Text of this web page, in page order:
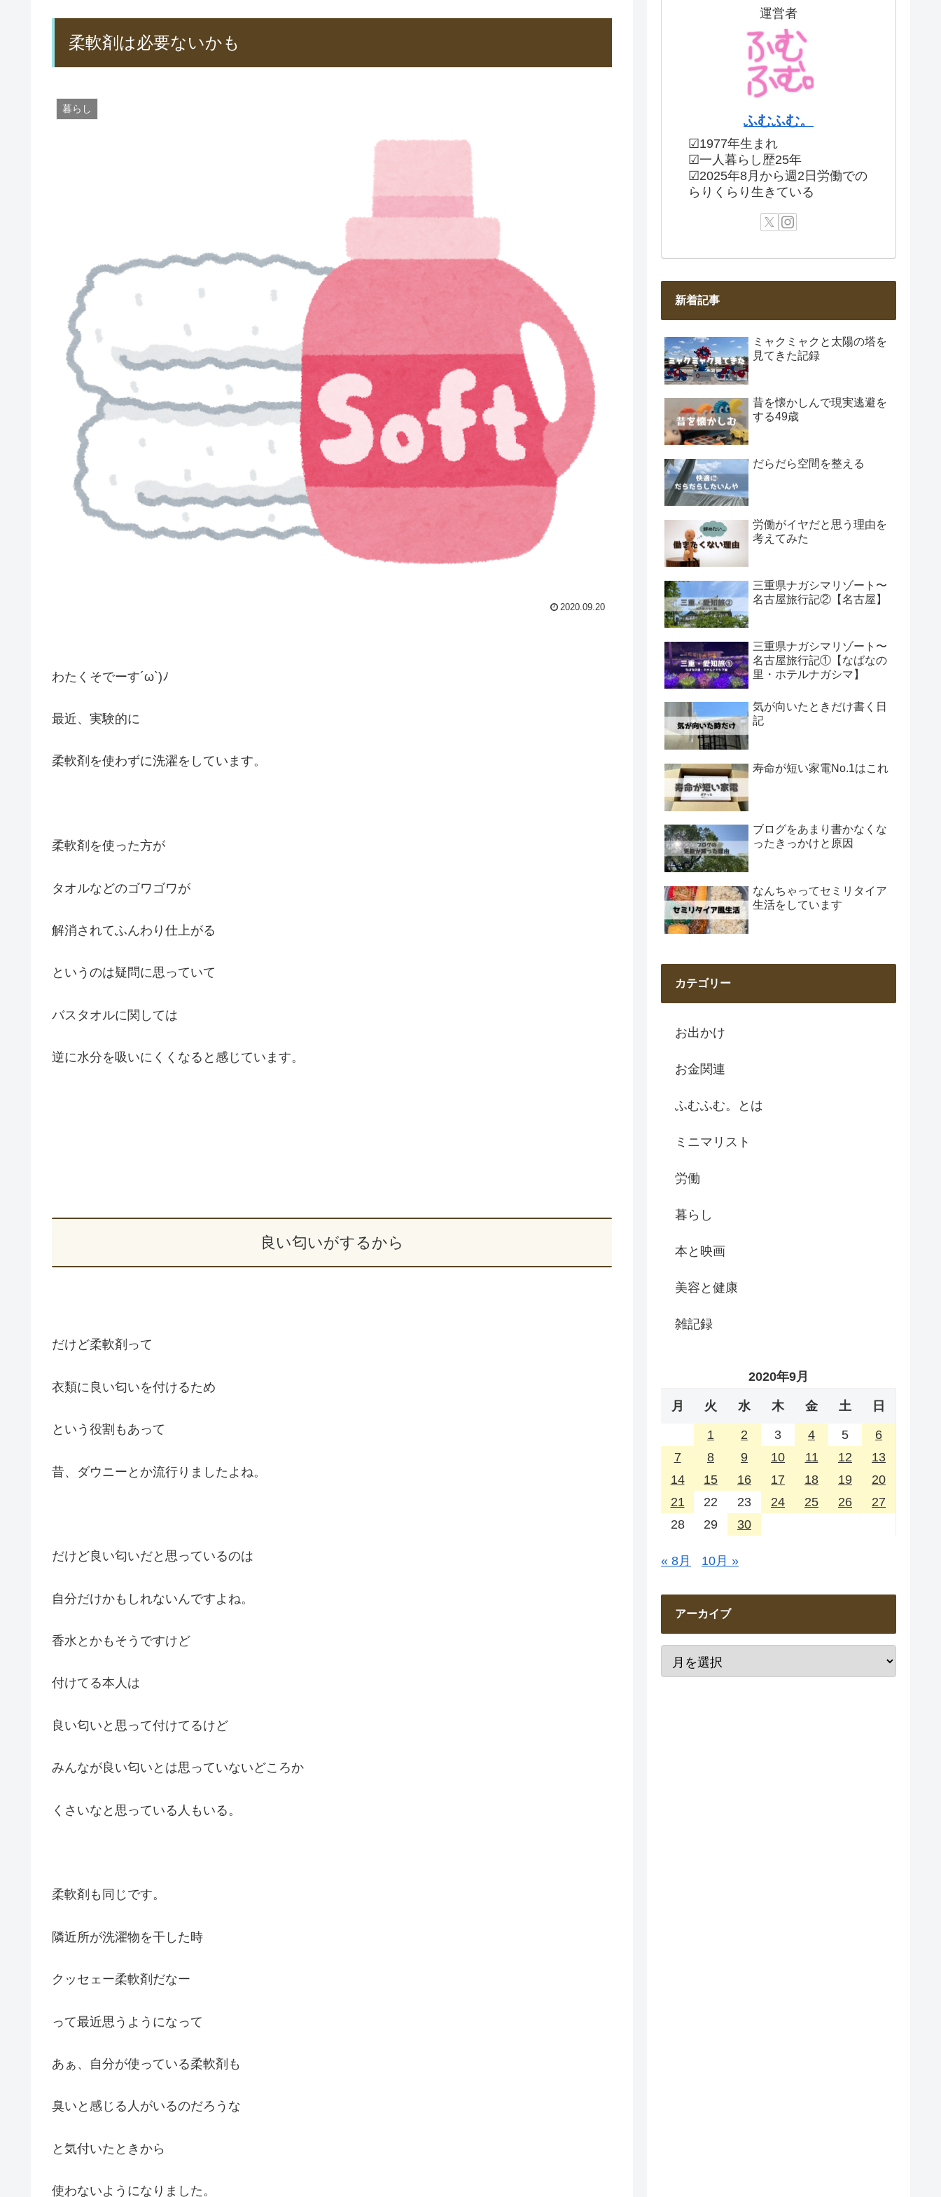
柔軟剤は必要ないかも
暮らし
2020.09.20
わたくそでーす´ω`)ﾉ
最近、実験的に
柔軟剤を使わずに洗濯をしています。
柔軟剤を使った方が
タオルなどのゴワゴワが
解消されてふんわり仕上がる
というのは疑問に思っていて
バスタオルに関しては
逆に水分を吸いにくくなると感じています。
良い匂いがするから
だけど柔軟剤って
衣類に良い匂いを付けるため
という役割もあって
昔、ダウニーとか流行りましたよね。
だけど良い匂いだと思っているのは
自分だけかもしれないんですよね。
香水とかもそうですけど
付けてる本人は
良い匂いと思って付けてるけど
みんなが良い匂いとは思っていないどころか
くさいなと思っている人もいる。
柔軟剤も同じです。
隣近所が洗濯物を干した時
クッセェー柔軟剤だなー
って最近思うようになって
あぁ、自分が使っている柔軟剤も
臭いと感じる人がいるのだろうな
と気付いたときから
使わないようになりました。
運営者
ふむふむ。
☑1977年生まれ
☑一人暮らし歴25年
☑2025年8月から週2日労働での
らりくらり生きている
新着記事
ミャクミャクと太陽の塔を
見てきた記録
昔を懐かしんで現実逃避を
する49歳
だらだら空間を整える
労働がイヤだと思う理由を
考えてみた
三重県ナガシマリゾート〜
名古屋旅行記②【名古屋】
三重県ナガシマリゾート〜
名古屋旅行記①【なばなの
里・ホテルナガシマ】
気が向いたときだけ書く日
記
寿命が短い家電No.1はこれ
ブログをあまり書かなくな
ったきっかけと原因
なんちゃってセミリタイア
生活をしています
カテゴリー
お出かけ
お金関連
ふむふむ。とは
ミニマリスト
労働
暮らし
本と映画
美容と健康
雑記録
2020年9月
月 火 水 木 金 土 日
1 2 3 4 5
6
7
8 9 10 11 12
13
14
15 16 17 18 19
20
21
22 23 24 25 26
27
28
29 30
« 8月 10月 »
アーカイブ